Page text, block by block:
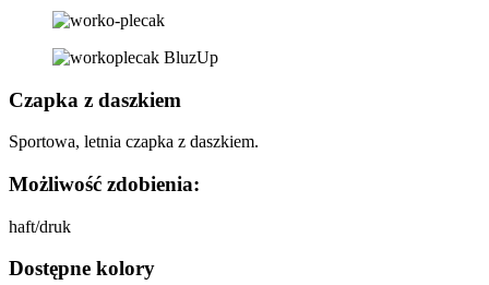
Czapka z daszkiem
Sportowa, letnia czapka z daszkiem.
Możliwość zdobienia:
haft/druk
Dostępne kolory